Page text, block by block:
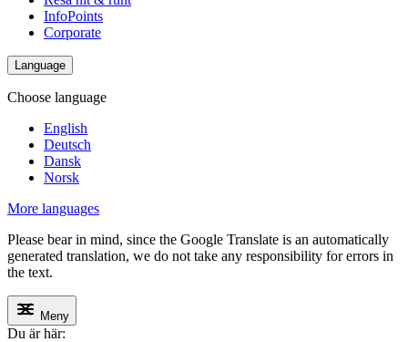
InfoPoints
Corporate
Language
Choose language
English
Deutsch
Dansk
Norsk
More languages
Please bear in mind, since the Google Translate is an automatically
generated translation, we do not take any responsibility for errors in
the text.
Meny
Du är här: